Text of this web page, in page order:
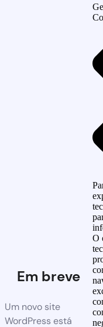
Em breve
Um novo site
WordPress está
O